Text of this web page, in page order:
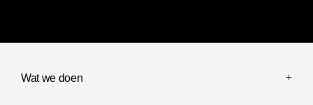
Wat we doen